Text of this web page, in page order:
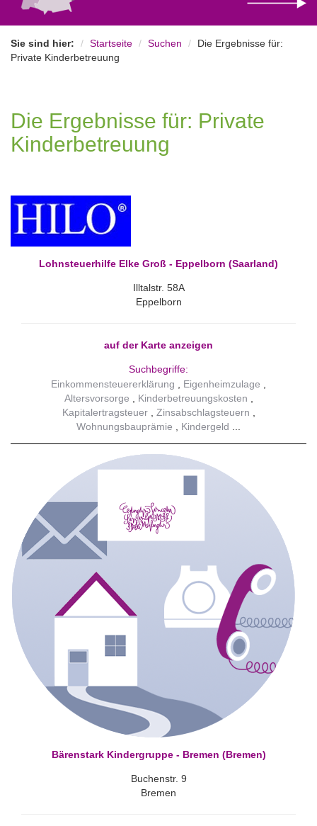
Sie sind hier: Startseite Suchen
Die Ergebnisse für:
Private Kinderbetreuung
Die Ergebnisse für: Private
Kinderbetreuung
Lohnsteuerhilfe Elke Groß - Eppelborn (Saarland)
Illtalstr. 58A
Eppelborn
auf der Karte anzeigen
Suchbegriffe:
Einkommensteuererklärung
Eigenheimzulage
Altersvorsorge
Kinderbetreuungskosten
Kapitalertragsteuer
Zinsabschlagsteuern
Wohnungsbauprämie
Kindergeld
Bärenstark Kindergruppe - Bremen (Bremen)
Buchenstr. 9
Bremen